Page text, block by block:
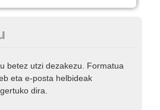
betez utzi dezakezu. Formatua
eta e-posta helbideak
dira.